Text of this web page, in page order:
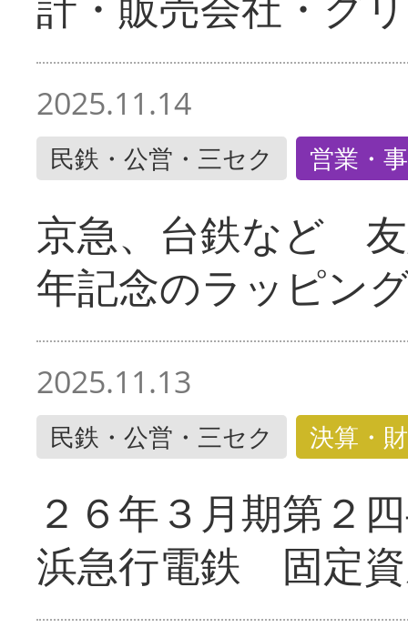
2025.11.14
民鉄・公営・三セク 営業・
京急、台鉄など
年記念のラッピン
2025.11.13
民鉄・公営・三セク 決算・
２６年３月期第２
浜急行電鉄 固定